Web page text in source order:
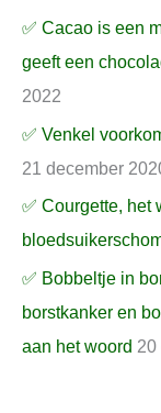
✅ Cacao is een
geeft een
2022
✅ Venkel
21 december
✅ Courgette, het
✅ Bobbeltje in
borstkanker en
aan het woord 20